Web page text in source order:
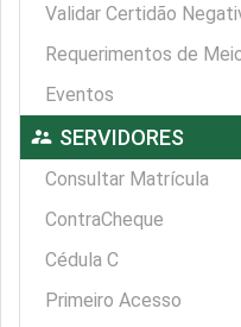
Validar Certidão
Requerimentos de
Eventos
supervisor_account SERVIDORES
Consultar Matrícula
ContraCheque
Cédula C
Primeiro Acesso